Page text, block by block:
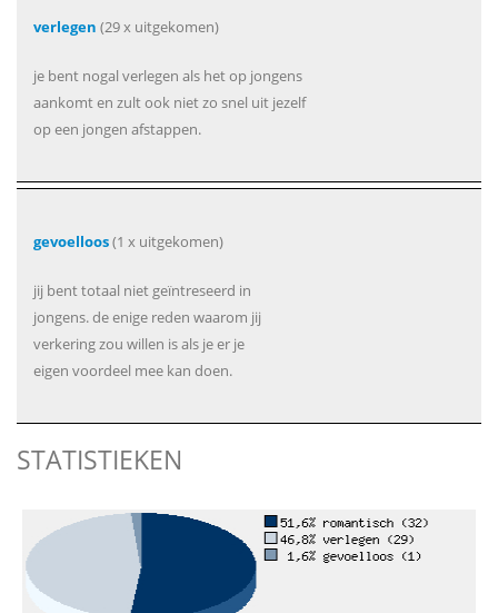
verlegen (29 x uitgekomen)
je bent nogal verlegen als het op jongens
aankomt en zult ook niet zo snel uit jezelf
op een jongen afstappen.
gevoelloos(1 x uitgekomen)
jij bent totaal niet geïntreseerd in
jongens. de enige reden waarom jij
verkering zou willen is als je er je
eigen voordeel mee kan doen.
STATISTIEKEN